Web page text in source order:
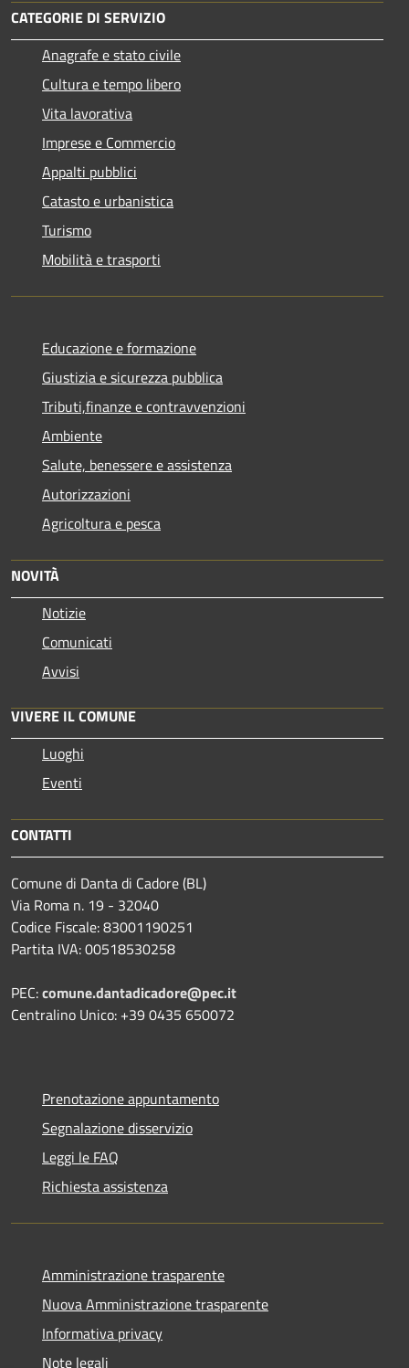
CATEGORIE DI SERVIZIO
Anagrafe e stato civile
Cultura e tempo libero
Vita lavorativa
Imprese e Commercio
Appalti pubblici
Catasto e urbanistica
Turismo
Mobilità e trasporti
Educazione e formazione
Giustizia e sicurezza pubblica
Tributi,finanze e contravvenzioni
Ambiente
Salute, benessere e assistenza
Autorizzazioni
Agricoltura e pesca
NOVITÀ
Notizie
Comunicati
Avvisi
VIVERE IL COMUNE
Luoghi
Eventi
CONTATTI
Comune di Danta di Cadore (BL)
Via Roma n. 19 - 32040
Codice Fiscale: 83001190251
Partita IVA: 00518530258
PEC:comune.dantadicadore@pec.it
Centralino Unico: +39 0435 650072
Prenotazione appuntamento
Segnalazione disservizio
Leggi le FAQ
Richiesta assistenza
Amministrazione trasparente
Nuova Amministrazione trasparente
Informativa privacy
Note legali